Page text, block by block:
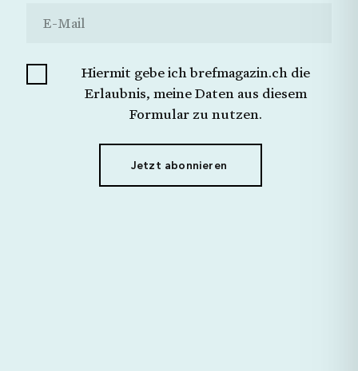
Schliessen Jetzt Senden
Hiermit gebe ich brefmagazin.ch die Erlaubnis,
meine Daten aus diesem Formular zu nutzen.
Jetzt abonnieren
Hiermit gebe ich brefmagazin.ch die
Erlaubnis, meine Daten aus diesem
Formular zu nutzen.
Jetzt abonnieren